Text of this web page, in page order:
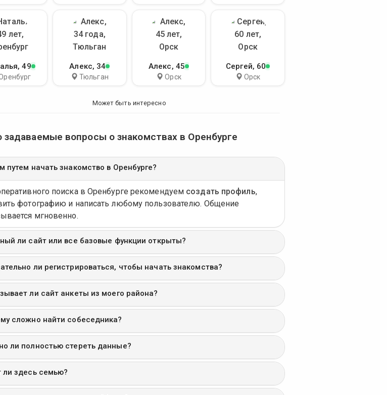
, 49 Алекс, 34
Тюльган
Алекс, 45
Орск
Сергей, 60
Орск
Может быть интересно
задаваемые вопросы о знакомствах в Оренбурге
путем начать знакомство в Оренбурге?
поиска в Оренбурге рекомендуем создать профиль,
фотографию и написать любому пользователю. Общение
мгновенно.
ли сайт или все базовые функции открыты?
ли регистрироваться, чтобы начать знакомства?
ли сайт анкеты из моего района?
сложно найти собеседника?
ли полностью стереть данные?
ли здесь семью?